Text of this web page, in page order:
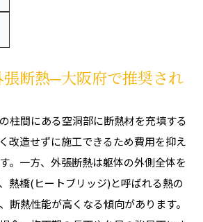
張断熱─大阪府で推奨され
柱間にある空洞部に断熱材を充填する
改造せずに施工できるため費用を抑え
。一方、外張断熱は躯体の外側全体を
熱橋(ヒートブリッジ)と呼ばれる熱の
断熱性能が高くなる傾向があります。